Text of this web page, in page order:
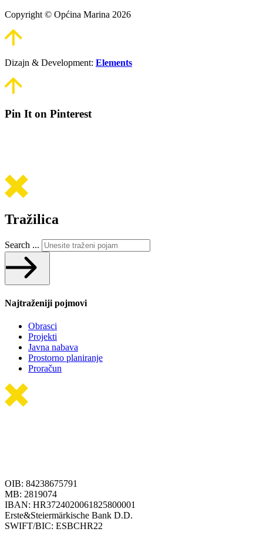
Copyright © Općina Marina 2026
Dizajn & Development: Elements
Pin It on Pinterest
Tražilica
Search ...
Najtraženiji pojmovi
Obrasci
Projekti
Javna nabava
Prostorno planiranje
Proračun
OIB: 84238675791
MB: 2819074
IBAN: HR3724020061825800001
Erste&Steiermärkische Bank D.D.
SWIFT/BIC: ESBCHR22